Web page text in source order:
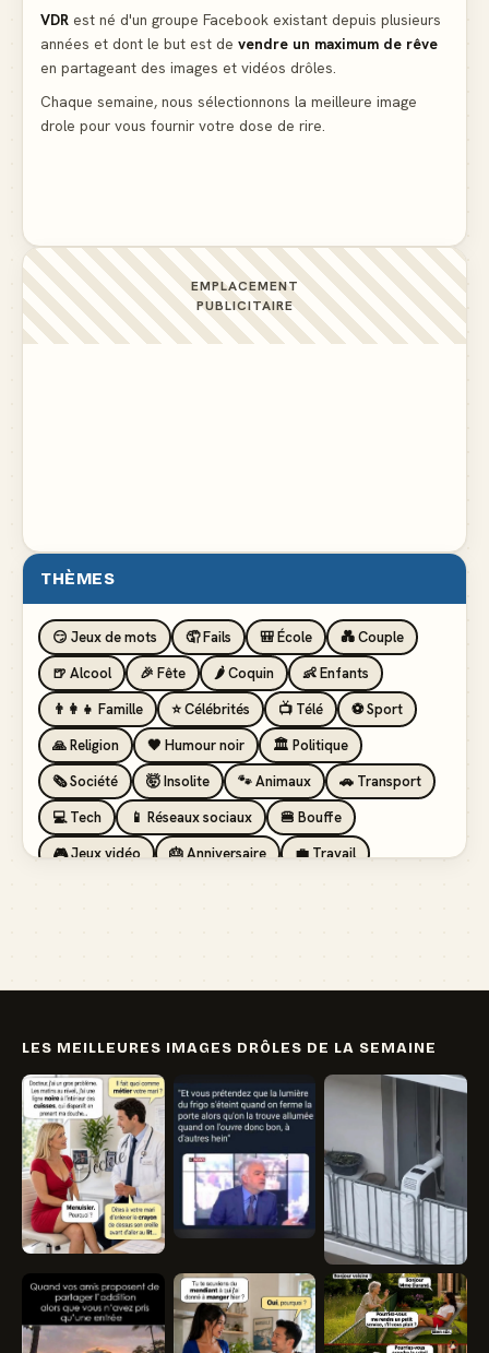
Le mendiant revient avec un livre de cuisine
VDR est né d'un groupe Facebook existant depuis plusieurs
années et dont le but est de vendre un maximum de rêve
en partageant des images et vidéos drôles.
Chaque semaine, nous sélectionnons la meilleure image
drole pour vous fournir votre dose de rire.
EMPLACEMENT
PUBLICITAIRE
THÈMES
😏 Jeux de mots 🤦 Fails 🎒 École
💑 Couple
🍺 Alcool
🎉 Fête 🌶️ Coquin
👶 Enfants
👨‍👩‍👧 Famille
⭐ Célébrités 📺 Télé
⚽ Sport
🙏 Religion
🖤 Humour noir
🏛️ Politique
🗞️ Société
🤯 Insolite 🐾 Animaux
🚗 Transport
💻 Tech
📱 Réseaux sociaux
🍔 Bouffe
🎮 Jeux vidéo
🎂 Anniversaire
💼 Travail
LES MEILLEURES IMAGES DRÔLES DE LA SEMAINE